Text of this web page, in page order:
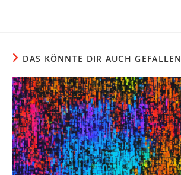
DAS KÖNNTE DIR AUCH GEFALLEN